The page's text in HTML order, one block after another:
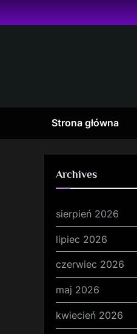
Skip
to
Strona główna
Archives
sierpień 2026
lipiec 2026
czerwiec 2026
maj 2026
kwiecień 2026